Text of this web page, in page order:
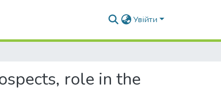
Увійти
role in the